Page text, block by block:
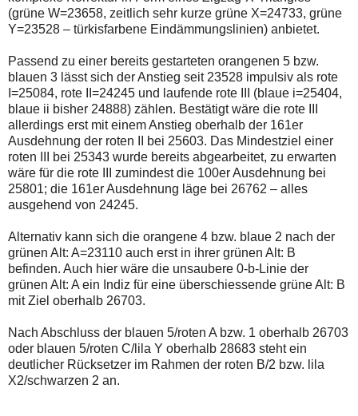
(grüne W=23658, zeitlich sehr kurze grüne X=24733, grüne
Y=23528 – türkisfarbene Eindämmungslinien) anbietet.
Passend zu einer bereits gestarteten orangenen 5 bzw.
blauen 3 lässt sich der Anstieg seit 23528 impulsiv als rote
I=25084, rote II=24245 und laufende rote III (blaue i=25404,
blaue ii bisher 24888) zählen. Bestätigt wäre die rote III
allerdings erst mit einem Anstieg oberhalb der 161er
Ausdehnung der roten II bei 25603. Das Mindestziel einer
roten III bei 25343 wurde bereits abgearbeitet, zu erwarten
wäre für die rote III zumindest die 100er Ausdehnung bei
25801; die 161er Ausdehnung läge bei 26762 – alles
ausgehend von 24245.
Alternativ kann sich die orangene 4 bzw. blaue 2 nach der
grünen Alt: A=23110 auch erst in ihrer grünen Alt: B
befinden. Auch hier wäre die unsaubere 0-b-Linie der
grünen Alt: A ein Indiz für eine überschiessende grüne Alt: B
mit Ziel oberhalb 26703.
Nach Abschluss der blauen 5/roten A bzw. 1 oberhalb 26703
oder blauen 5/roten C/lila Y oberhalb 28683 steht ein
deutlicher Rücksetzer im Rahmen der roten B/2 bzw. lila
X2/schwarzen 2 an.